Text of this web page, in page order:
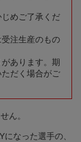
めご了承くだ
注生産のもの
あります。期
だく場合がご
ん。
なった選手の、